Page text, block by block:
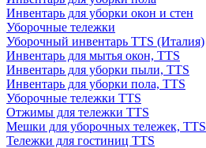
Инвентарь для уборки окон и стен
Уборочные тележки
Уборочный инвентарь TTS (Италия)
Инвентарь для мытья окон, TTS
Инвентарь для уборки пыли, TTS
Инвентарь для уборки пола, TTS
Уборочные тележки TTS
Отжимы для тележки TTS
Мешки для уборочных тележек, TTS
Тележки для гостиниц TTS